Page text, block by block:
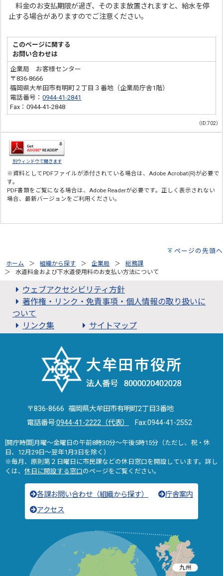
料金のお支払期限が過ぎ、そのまま放置されますと、給水を停
止する場合がありますのでご注意ください。
このページに関する
お問い合わせは
企業局 お客様センター
〒836-8666
福岡県大牟田市有明町２丁目３番地（企業局庁舎1階）
電話番号：0944-41-2841
Fax：0944-41-2848
（ID:702）
別ウィンドウで開きます
※資料としてPDFファイルが添付されている場合は、Adobe Acrobat(R)が必要で
す。
PDF書類をご覧になる場合は、Adobe Readerが必要です。正しく表示されない
場合、最新バージョンをご利用ください。
ページの先頭へ
ホーム 組織から探す 企業局
総務課
水道料金および下水道使用料のお支払い方法について
ウェブアクセシビリティ方針
著作権・リンク・免責事項・個人情報の取り扱いに
ついて
リンク集
サイトマップ
〒836-8666 福岡県大牟田市有明町2丁目3番地
電話番号:0944-41-2222（代表） Fax:0944-41-2552
[開庁時間]月曜～金曜日の午前8時30分～午後5時15分（ただし、祝・休
日、12月29日～翌年1月3日を除く）
※毎月、原則第２日曜日に市民課などの休日窓口を開設しています。詳し
くは、 休日に開設する窓口のページをご覧ください。
各課お問い合わせ（組織から探す）
庁舎案内
アクセス